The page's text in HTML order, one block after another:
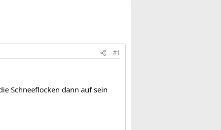
#1
Schneeflocken dann auf sein